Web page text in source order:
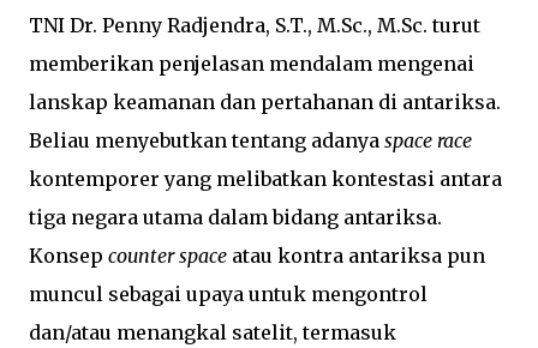
TNI Dr. Penny Radjendra, S.T., M.Sc., M.Sc. turut
memberikan penjelasan mendalam mengenai
lanskap keamanan dan pertahanan di antariksa.
Beliau menyebutkan tentang adanya space race
kontemporer yang melibatkan kontestasi antara
tiga negara utama dalam bidang antariksa.
Konsep counter space atau kontra antariksa pun
muncul sebagai upaya untuk mengontrol
dan/atau menangkal satelit, termasuk